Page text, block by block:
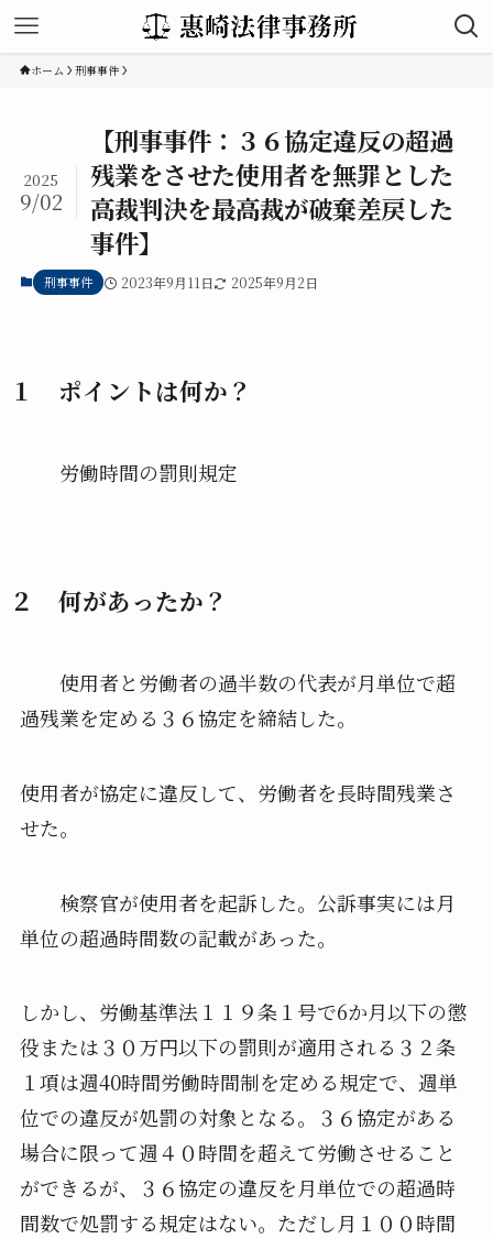
ホーム 刑事事件
【刑事事件：３６協定違反の超過
残業をさせた使用者を無罪とした
高裁判決を最高裁が破棄差戻した
事件】
2025
9/02
刑事事件 2023年9月11日 2025年9月2日
１ ポイントは何か？
労働時間の罰則規定
２ 何があったか？
使用者と労働者の過半数の代表が月単位で超
過残業を定める３６協定を締結した。
使用者が協定に違反して、労働者を長時間残業さ
せた。
検察官が使用者を起訴した。公訴事実には月
単位の超過時間数の記載があった。
しかし、労働基準法１１９条１号で6か月以下の懲
役または３０万円以下の罰則が適用される３２条
１項は週40時間労働時間制を定める規定で、週単
位での違反が処罰の対象となる。３６協定がある
場合に限って週４０時間を超えて労働させること
ができるが、３６協定の違反を月単位での超過時
間数で処罰する規定はない。ただし月１００時間